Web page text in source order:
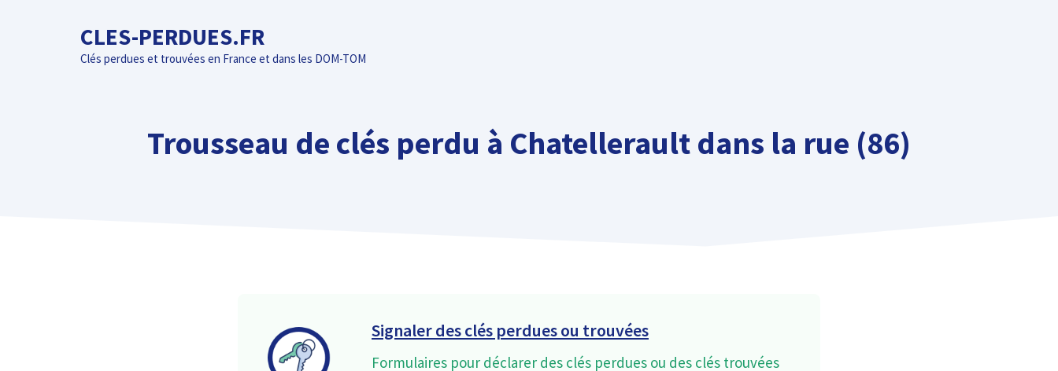
CLES-PERDUES.FR
Clés perdues et trouvées en France et dans les DOM-TOM
Trousseau de clés perdu à Chatellerault dans la rue (86)
Signaler des clés perdues ou trouvées
Formulaires pour déclarer des clés perdues ou des clés trouvées